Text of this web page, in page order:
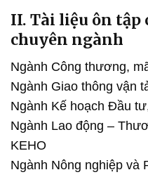
II. Tài liệu ôn tập
chuyên ngành
Ngành Công thương,
Ngành Giao thông vận
Ngành Kế hoạch Đầu
Ngành Lao động –
KEHO
Ngành Nông nghiệp và